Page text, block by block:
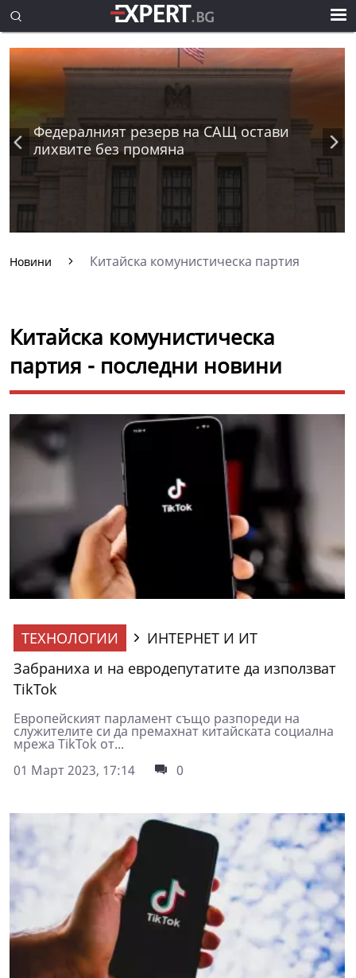
Федералният резерв на САЩ остави
лихвите без промяна
Новини Китайска комунистическа партия
Китайска комунистическа
партия - последни новини
ТЕХНОЛОГИИ
ИНТЕРНЕТ И ИТ
Забраниха и на евродепутатите да използват
TikTok
Европейският парламент също разпореди на
служителите си да премахнат китайската социална
мрежа TikTok от...
01 Март 2023, 17:14
0